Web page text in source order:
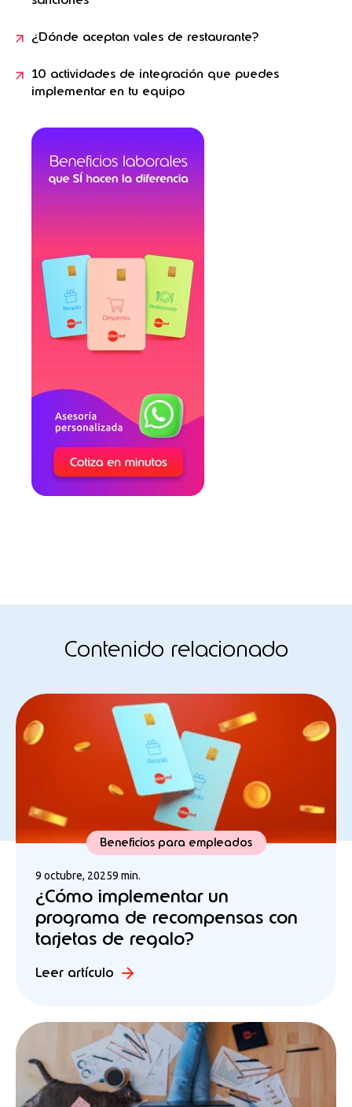
¿Dónde aceptan vales de restaurante?
10 actividades de integración que puedes
implementar en tu equipo
Contenido relacionado
Beneficios para empleados
9 octubre, 20259 min.
¿Cómo implementar un
programa de recompensas con
tarjetas de regalo?
Leer artículo